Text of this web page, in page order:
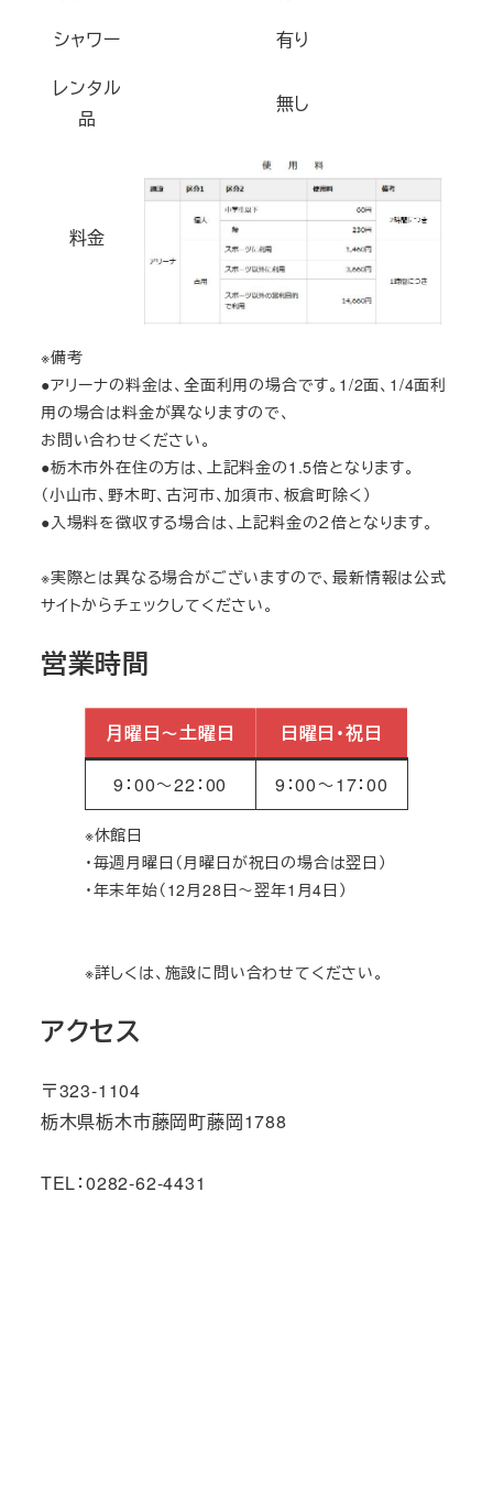
シャワー
有り
レンタル
品
無し
料金
※備考
●アリーナの料金は、全面利用の場合です。1/2面、1/4面利
用の場合は料金が異なりますので、
お問い合わせください。
●栃木市外在住の方は、上記料金の1.5倍となります。
（小山市、野木町、古河市、加須市、板倉町除く）
●入場料を徴収する場合は、上記料金の２倍となります。
※実際とは異なる場合がございますので、最新情報は公式
サイトからチェックしてください。
営業時間
月曜日～土曜日 日曜日・祝日
9：00～22：00 9：00～17：00
※休館日
・毎週月曜日（月曜日が祝日の場合は翌日）
・年末年始（12月28日～翌年1月4日）
※詳しくは、施設に問い合わせてください。
アクセス
〒323-1104
栃木県栃木市藤岡町藤岡1788
TEL：0282-62-4431